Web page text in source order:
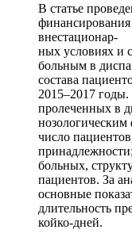
В статье
внестационар-
ных условиях и
больным в
состава
2015–2017
пролеченных в
число
больных,
пациентов. За
основные
длительность
койко-дней.